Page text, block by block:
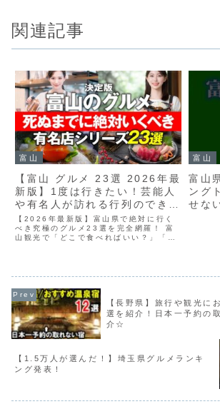
関連記事
富山
【富山 グルメ 23選 2026年最
新版】1度は行きたい！芸能人
や有名人が訪れる行列のできる
店、SNSで人気の店 Toyama
gourmet 寒ブリ ホタルイカ
寿司 のどぐろ 富山ブラック
【2026年最新版】富山県で絶対に行く
べき究極のグルメ23選を完全網羅！ 富
山観光で「どこで食べればいい？」「絶
富山
富山
ング
せな
【長野県】旅行や観光に
選を紹介！日本一予約の
介☆
【1.5万人が選んだ！】埼玉県グルメランキ
ング発表！